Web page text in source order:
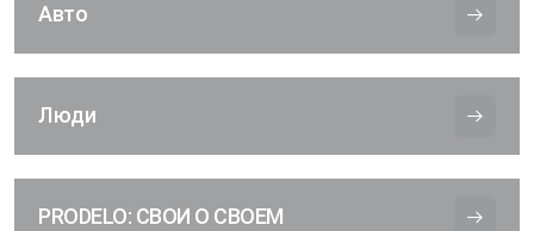
Авто
Люди
PRODELO: СВОИ О СВОЕМ